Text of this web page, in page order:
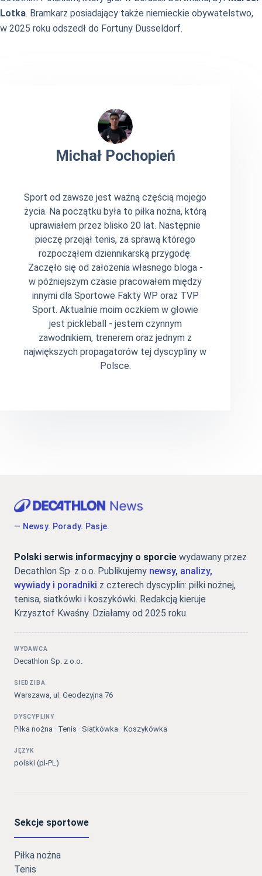
Lotka. Bramkarz posiadający także niemieckie obywatelstwo,
w 2025 roku odszedł do Fortuny Dusseldorf.
Michał Pochopień
Sport od zawsze jest ważną częścią mojego
życia. Na początku była to piłka nożna, którą
uprawiałem przez blisko 20 lat. Następnie
pieczę przejął tenis, za sprawą którego
rozpocząłem dziennikarską przygodę.
Zaczęło się od założenia własnego bloga -
w późniejszym czasie pracowałem między
innymi dla Sportowe Fakty WP oraz TVP
Sport. Aktualnie moim oczkiem w głowie
jest pickleball - jestem czynnym
zawodnikiem, trenerem oraz jednym z
największych propagatorów tej dyscypliny w
Polsce.
— Newsy. Porady. Pasje.
Polski serwis informacyjny o sporcie wydawany przez
Decathlon Sp. z o.o. Publikujemy newsy, analizy,
wywiady i poradniki z czterech dyscyplin: piłki nożnej,
tenisa, siatkówki i koszykówki. Redakcją kieruje
Krzysztof Kwaśny. Działamy od 2025 roku.
WYDAWCA
Decathlon Sp. z o.o.
SIEDZIBA
Warszawa, ul. Geodezyjna 76
DYSCYPLINY
Piłka nożna · Tenis · Siatkówka · Koszykówka
JĘZYK
polski (pl-PL)
Sekcje sportowe
Piłka nożna
Tenis